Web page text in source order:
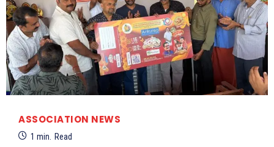
ASSOCIATION NEWS
1 min. Read